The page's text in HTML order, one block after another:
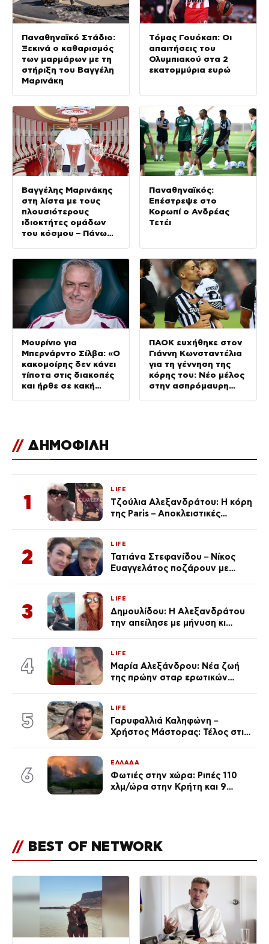
Παναθηναϊκό Στάδιο:
Ξεκινά ο καθαρισμός
των μαρμάρων με τη
στήριξη του Βαγγέλη
Μαρινάκη
Τόμας Γουόκαπ: Οι
απαιτήσεις του
Ολυμπιακού στα 2
εκατομμύρια ευρώ
Βαγγέλης Μαρινάκης
στη λίστα με τους
πλουσιότερους
ιδιοκτήτες ομάδων
του κόσμου – Πάνω
Μαδρίτης
Παναθηναϊκός:
Επέστρεψε στο
Κορωπί ο Ανδρέας
Τετέι
Μουρίνιο για
Μπερνάρντο Σίλβα: «Ο
κακομοίρης δεν κάνει
τίποτα στις διακοπές
και ήρθε σε κακή
ΠΑΟΚ ευχήθηκε στον
Γιάννη Κωνσταντέλια
για τη γέννηση της
κόρης του: Νέο μέλος
στην ασπρόμαυρη
// ΔΗΜΟΦΙΛΗ
1
LIFE
Τζούλια Αλεξανδράτου: Η κόρη
της Paris – Αποκλειστικές
2
LIFE
Τατιάνα Στεφανίδου – Νίκος
Ευαγγελάτος ποζάρουν με
3
LIFE
Δημουλίδου: Η Αλεξανδράτου
την απείλησε με μήνυση κι
ποια είσαι σοκαρίστικα»
4
LIFE
Μαρία Αλεξάνδρου: Νέα ζωή
της πρώην σταρ ερωτικών
(Φωτογραφίες)
5
LIFE
Γαρυφαλλιά Καληφώνη –
Χρήστος Μάστορας: Τέλος στις
6
ΕΛΛΑΔΑ
Φωτιές στην χώρα: Ριπές 110
χλμ/ώρα στην Κρήτη και 9
// BEST OF NETWORK